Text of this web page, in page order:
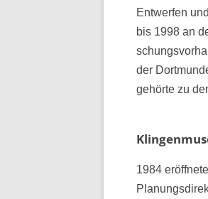
Entwerfen
bis 1998 an
der
gehörte zu
1984